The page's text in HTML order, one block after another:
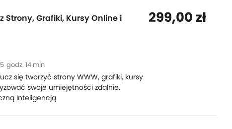
Strony, Grafiki, Kursy Online i
5 godz. 14 min
się tworzyć strony WWW, grafiki, kursy
swoje umiejętności zdalnie,
Inteligencją
299,00 zł